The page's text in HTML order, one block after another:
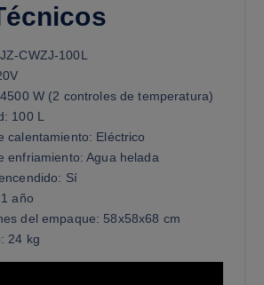
CWZJ-100L
W (2 controles de temperatura)
100 L
calentamiento: Eléctrico
enfriamiento: Agua helada
Sí
año
del empaque: 58x58x68 cm
24 kg